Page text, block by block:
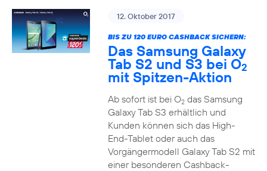
12. Oktober 2017
BIS ZU 120 EURO CASHBACK SICHERN:
Das Samsung Galaxy
Tab S2 und S3 bei O2
mit Spitzen-Aktion
Ab sofort ist bei O2das Samsung
Galaxy Tab S3 erhältlich und
Kunden können sich das High-
End-Tablet oder auch das
Vorgängermodell Galaxy Tab S2 mit
einer besonderen Cashback-